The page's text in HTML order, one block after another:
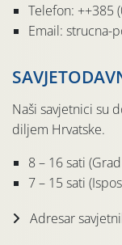
Telefon: ++385
Email: strucna-
Naši savjetnici su
diljem Hrvatske.
8 – 16 sati
7 – 15 sati
Adresar